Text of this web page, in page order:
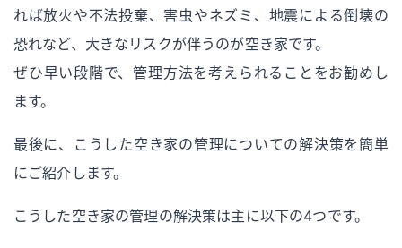
れば放火や不法投棄、害虫やネズミ、地震による倒壊の
恐れなど、大きなリスクが伴うのが空き家です。
ぜひ早い段階で、管理方法を考えられることをお勧めし
ます。
最後に、こうした空き家の管理についての解決策を簡単
にご紹介します。
こうした空き家の管理の解決策は主に以下の4つです。